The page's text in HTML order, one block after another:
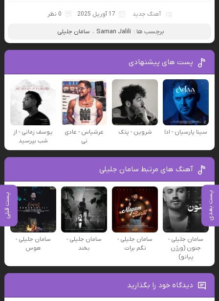
پست بعدی پست قبلی
آهنگ جدید 17 آوریل 2025 0 نظر
برچسب ها : Saman Jalili ، سامان جلیلی
پست های پیشنهادی
سینا پارسیان - ادا شروین - پتک
عرشیاس - عادی
نی
یوسف زمانی - از
شب بپرسید
آهنگ های مرتبط سامان جلیلی
سامان جلیلی -
جنون (ورژن
پیانو)
سامان جلیلی -
نگم برات
سامان جلیلی -
بخند
سامان جلیلی -
هوس
دیدگاه خود را بگذارید